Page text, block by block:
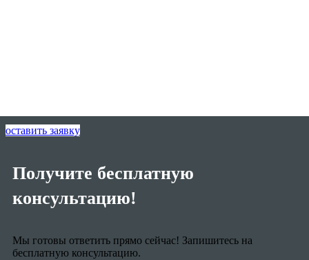
оставить заявку
Получите бесплатную
консультацию!
Мы готовы ответить прямо сейчас! Запишитесь на
бесплатную консультацию.